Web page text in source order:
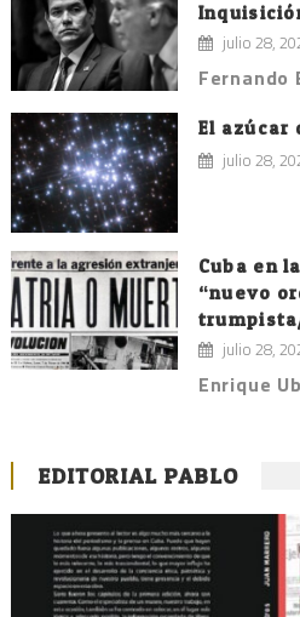
julio 28,
Fernando
El azúcar
julio 28,
Cuba en
“nuevo
julio 28,
Enrique
EDITORIAL PABLO